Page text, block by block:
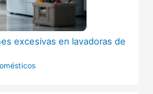
excesivas en lavadoras de